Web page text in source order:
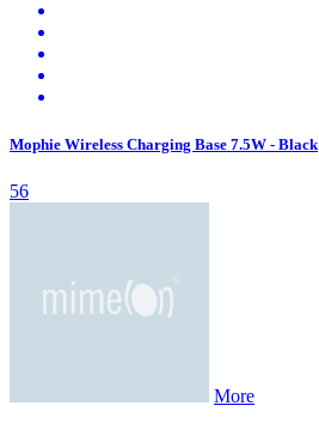
Mophie Wireless Charging Base 7.5W - Black
56
More